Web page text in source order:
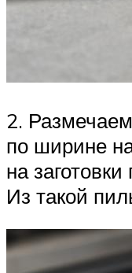
2.
по ширине
на
Из такой